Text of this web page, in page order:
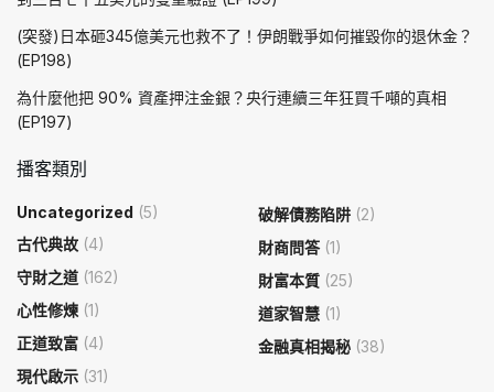
(突發)日本砸345億美元也救不了！伊朗戰爭如何摧毀你的退休金？
(EP198)
為什麼他把 90% 資產押注金銀？央行連續三年狂買千噸的真相
(EP197)
播客類別
Uncategorized (5)
古代典故 (4)
守財之道 (162)
心性修煉 (1)
正道致富 (4)
現代啟示 (31)
破解債務陷阱 (2)
財商問答(1)
財富本質 (25)
道家智慧 (1)
金融真相揭秘 (38)